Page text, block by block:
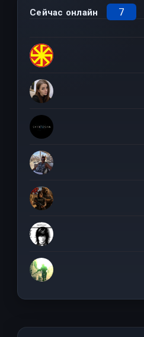
Сейчас онлайн 7